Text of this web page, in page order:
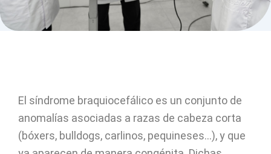
El síndrome braquiocefálico es un conjunto de
anomalías asociadas a razas de cabeza corta
(bóxers, bulldogs, carlinos, pequineses…), y que